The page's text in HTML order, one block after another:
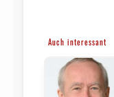
Auch interessant